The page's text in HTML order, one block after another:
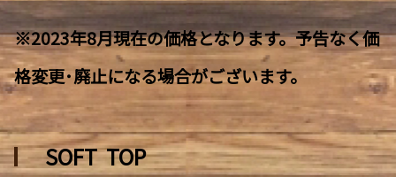
※2023年8月現在の価格となります。予告なく価
格変更･廃止になる場合がございます。
SOFT TOP